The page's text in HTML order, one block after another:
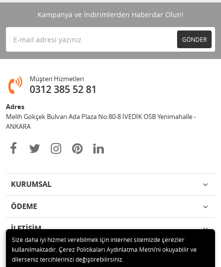
Kampanya ve İndirimlerden Haberdar Olun!
GÖNDER
Müşteri Hizmetleri
0312 385 52 81
Adres
Melih Gökçek Bulvarı Ada Plaza No:80-8 İVEDİK OSB Yenimahalle -
ANKARA
KURUMSAL
ÖDEME
İLETİŞİM
© 2020 ESA ÖLÇÜM VE TEST CİHAZLARI ELEKTRONİK SAN TİC LTD ŞTİ
Tüm hakları saklıdır.
Size daha iyi hizmet verebilmek için internet sitemizde çerezler
kullanılmaktadır. Çerez Politikaları Aydınlatma Metni’ni okuyabilir ve
dilerseniz tercihlerinizi değiştirebilirsiniz.